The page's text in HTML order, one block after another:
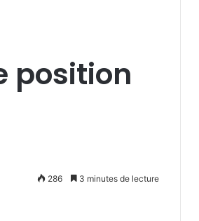
position
286 3 minutes de lecture